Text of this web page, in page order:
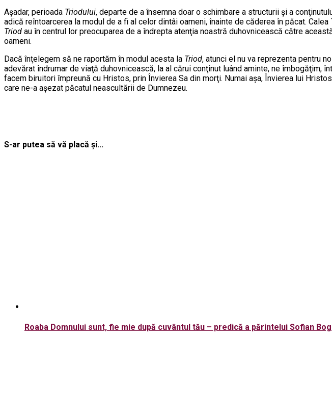
Aşadar, perioada Triodului, departe de a însemna doar o schimbare a structurii şi a
adică reîntoarcerea la modul de a fi al celor dintâi oameni, înainte de căderea în păcat. Calea
Triod au în centrul lor preocuparea de a îndrepta atenţia noastră duhovnicească către
oameni.
Dacă înţelegem să ne raportăm în modul acesta la Triod, atunci el nu va reprezenta pentru
adevărat îndrumar de viaţă duhovnicească, la al cărui conţinut luând aminte, ne
facem biruitori împreună cu Hristos, prin Învierea Sa din morţi. Numai aşa, Învierea lui
care ne-a aşezat păcatul neascultării de Dumnezeu.
S-ar putea să vă placă și...
Roaba Domnului sunt, fie mie după cuvântul tău – predică a părintelui Sofian